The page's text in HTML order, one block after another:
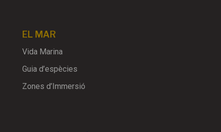
EL MAR
Vida Marina
Guia d’espècies
Zones d’Immersió